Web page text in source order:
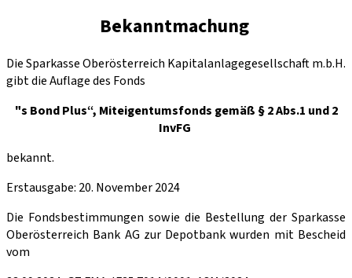
Bekanntmachung
Die Sparkasse Oberösterreich Kapitalanlagegesellschaft m.b.H.
gibt die Auflage des Fonds
"s Bond Plus“, Miteigentumsfonds gemäß § 2 Abs.1 und 2
InvFG
bekannt.
Erstausgabe: 20. November 2024
Die Fondsbestimmungen sowie die Bestellung der Sparkasse
Oberösterreich Bank AG zur Depotbank wurden mit Bescheid
vom